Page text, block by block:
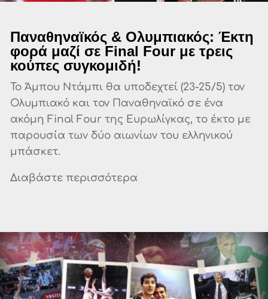
Παναθηναϊκός & Ολυμπιακός: Έκτη
φορά μαζί σε Final Four με τρεις
κούπες συγκομιδή!
Το Άμπου Ντάμπι θα υποδεχτεί (23-25/5) τον
Ολυμπιακό και τον Παναθηναϊκό σε ένα
ακόμη Final Four της Ευρωλίγκας, το έκτο με
παρουσία των δύο αιωνίων του ελληνικού
μπάσκετ.
Διαβάστε περισσότερα